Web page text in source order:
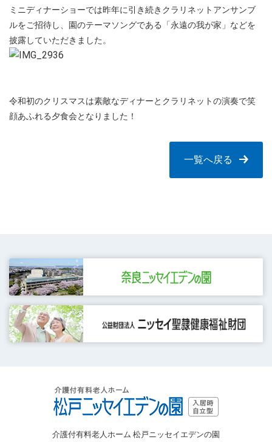
ミニディナーショーでは昨年に引き続きクラリネットアンサンブ
ルをご招待し、園のテーマソングである「永遠の我が家」などを
披露していただきました。
令和初のクリスマスは素敵なディナーとクラリネットの演奏で笑
顔あふれる夕食会となりました！
一覧へ戻る
介護付有料老人ホーム 松戸ニッセイエデンの園